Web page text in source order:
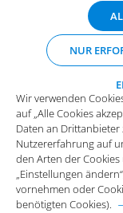
Karriere
Wir verwenden
auf „Alle Cookies
Daten an
Nutzererfahrung auf
den Arten der
„Einstellungen
vornehmen oder
benötigten Cookies).
NUR
Wir verwenden
auf „Alle Cookies
Daten an
Nutzererfahrung auf
den Arten der
„Einstellungen
vornehmen oder
benötigten Cookies).
Widerspruch.
Diese
Funktion